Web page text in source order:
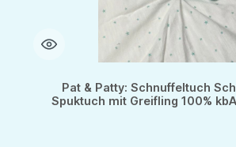
Pat & Patty: Schnuffeltuch
Spuktuch mit Greifling 100%